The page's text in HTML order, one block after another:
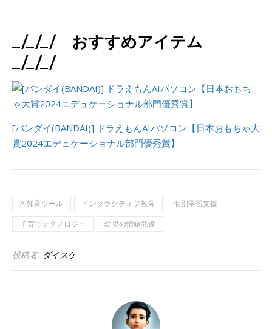
_/_/_/ おすすめアイテム
_/_/_/
[バンダイ(BANDAI)] ドラえもんAIパソコン【日本おもちゃ大
賞2024エデュケーショナル部門優秀賞】
AI知育ツール インタラクティブ教育
個別学習支援
子育てテクノロジー
幼児の情緒発達
投稿者: ダイスケ